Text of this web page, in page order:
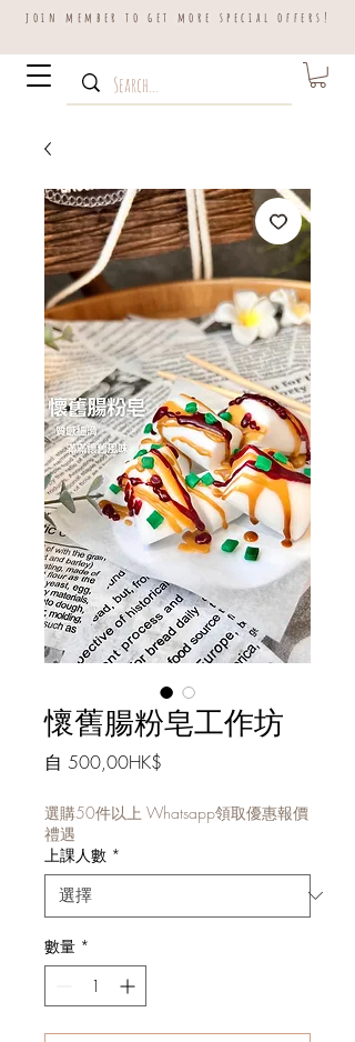
join member to get more special offers!
懷舊腸粉皂工作坊
自 500,00HK$
價
選購50件以上 Whatsapp領取優惠報價
禮遇
上課人數 *
數量 *